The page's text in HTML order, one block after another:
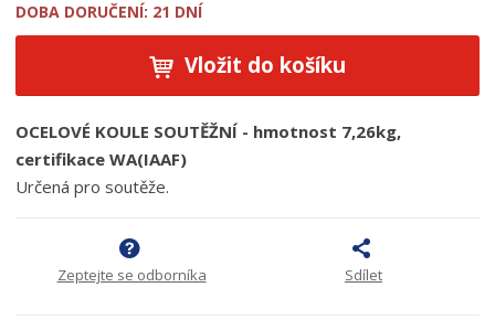
DOBA DORUČENÍ: 21 DNÍ
Vložit do košíku
OCELOVÉ KOULE SOUTĚŽNÍ - hmotnost 7,26kg,
certifikace WA(IAAF)
Určená pro soutěže.
Zeptejte se odborníka Sdílet